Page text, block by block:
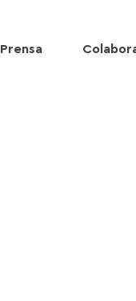
Prensa